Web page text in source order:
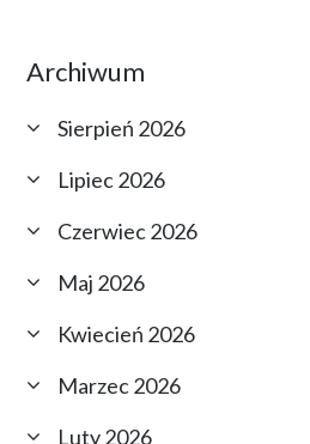
Archiwum
Sierpień 2026
Lipiec 2026
Czerwiec 2026
Maj 2026
Kwiecień 2026
Marzec 2026
Luty 2026